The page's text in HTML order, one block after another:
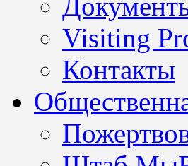
Visiting
Контакты